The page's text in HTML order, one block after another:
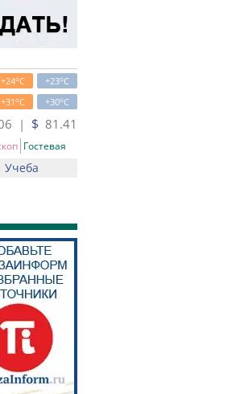
+23oC
+24oC
+30oC
+31oC
| $ 81.41
Гостевая
Учеба